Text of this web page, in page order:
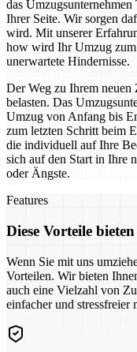
das
Ihrer Seite. Wir sorgen
wird. Mit unserer
how wird Ihr Umzug zum
unerwartete Hindernisse.
Der Weg zu Ihrem neuen
belasten. Das
Umzug von Anfang bis
zum letzten Schritt beim
die individuell auf Ihre
sich auf den Start in Ihre
oder Ängste.
Features
Diese Vorteile
Wenn Sie mit uns
Vorteilen. Wir bieten
auch eine Vielzahl von
einfacher und stressfreier